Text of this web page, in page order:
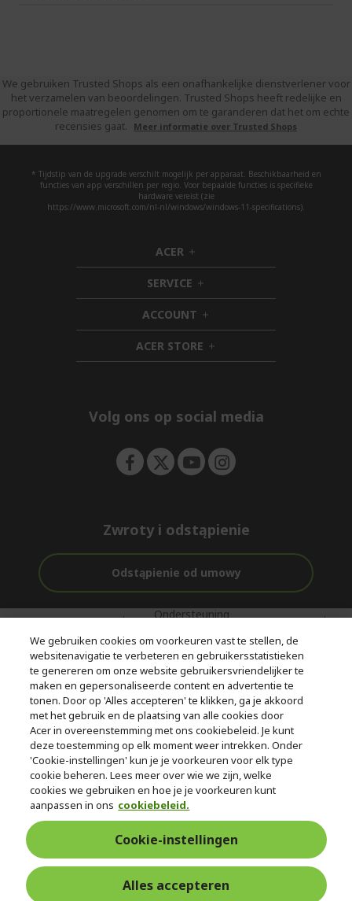
We gebruiken Trusted Shops als een onafhankelijke dienstverlener voor
het verzamelen van beoordelingen. Trusted Shops heeft redelijke en
proportionele maatregelen genomen om te garanderen dat het om echte
recensies gaat.
Meer informatie over Trusted Shops
* Tijdstip van de upgrade verschilt mogelijk per apparaat. Beschikbaarheid en
functies van app verschillen per regio. Voor bepaalde functies is specifieke
hardware vereist (zie
https://www.microsoft.com/nl-nl/windows/windows-11-specifications).
ACER h
i
d
d
e
n
SERVICE h
i
d
d
e
n
ACCOUNT h
i
d
d
ACER STORE h
i
e
Volg ons op social media
Zwroty i odstąpienie
Odstąpienie od umowy
Gratis
bezorging
Ondersteuning
aankoop
Met 0%
Rente
© 2026 Acer Inc.
CPYou BV is de erkende reseller van de producten en diensten die
in deze winkel worden aangeboden.
Nederland
We gebruiken cookies om voorkeuren vast te stellen, de
websitenavigatie te verbeteren en gebruikersstatistieken
te genereren om onze website gebruikersvriendelijker te
maken en gepersonaliseerde content en advertentie te
tonen. Door op 'Alles accepteren' te klikken, ga je akkoord
met het gebruik en de plaatsing van alle cookies door
Acer in overeenstemming met ons cookiebeleid. Je kunt
deze toestemming op elk moment weer intrekken. Onder
'Cookie-instellingen' kun je je voorkeuren voor elk type
cookie beheren. Lees meer over wie we zijn, welke
cookies we gebruiken en hoe je je voorkeuren kunt
aanpassen in ons cookiebeleid.
Cookie-instellingen
Alles accepteren